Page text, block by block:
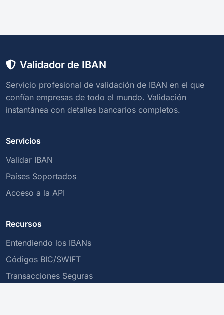
Validador de IBAN
Servicio profesional de validación de IBAN en el que
confían empresas de todo el mundo. Validación
instantánea con detalles bancarios completos.
Servicios
Validar IBAN
Países Soportados
Acceso a la API
Recursos
Entendiendo los IBANs
Códigos BIC/SWIFT
Transacciones Seguras